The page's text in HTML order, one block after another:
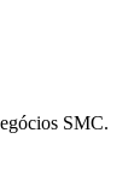
SMC.